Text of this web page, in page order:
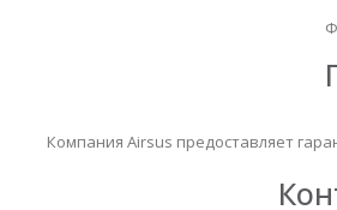
Компания Airsus предоставляет